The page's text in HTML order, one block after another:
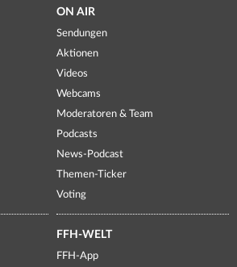
ON AIR
Sendungen
Aktionen
Videos
Webcams
Moderatoren & Team
Podcasts
News-Podcast
Themen-Ticker
Voting
FFH-WELT
FFH-App